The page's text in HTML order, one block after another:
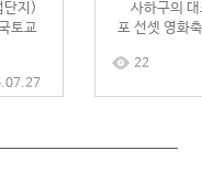
단지)
토교
사하구의 대
포 선셋 영화
22